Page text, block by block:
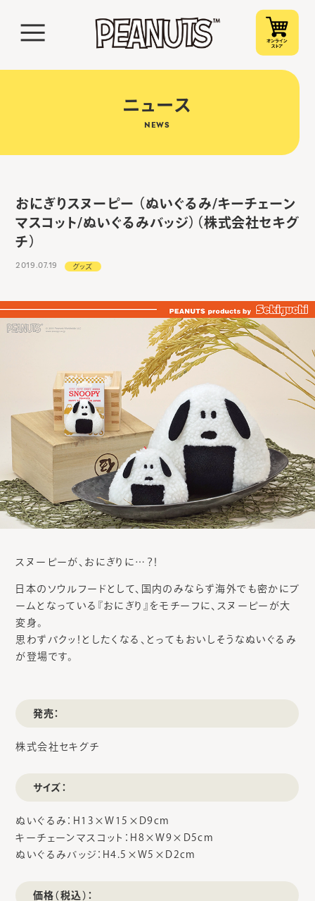
ニュース
NEWS
おにぎりスヌーピー （ぬいぐるみ/キーチェーン
マスコット/ぬいぐるみバッジ）（株式会社セキグ
チ）
2019.07.19 グッズ
スヌーピーが、おにぎりに…？！
日本のソウルフードとして、国内のみならず海外でも密かにブ
ームとなっている『おにぎり』をモチーフに、スヌーピーが大
変身。
思わずパクッ！としたくなる、とってもおいしそうなぬいぐるみ
が登場です。
発売：
株式会社セキグチ
サイズ：
ぬいぐるみ：H13×W15×D9cm
キーチェーンマスコット：H8×W9×D5cm
ぬいぐるみバッジ：H4.5×W5×D2cm
価格（税込）：